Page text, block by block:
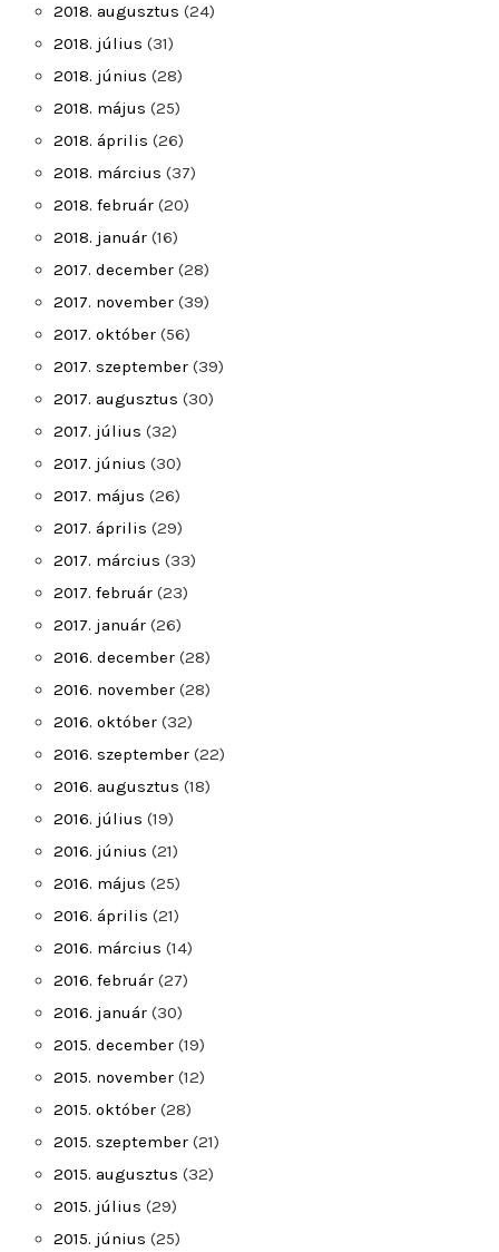
2018. augusztus (24)
2018. július (31)
2018. június (28)
2018. május (25)
2018. április (26)
2018. március (37)
2018. február (20)
2018. január (16)
2017. december (28)
2017. november (39)
2017. október (56)
2017. szeptember (39)
2017. augusztus (30)
2017. július (32)
2017. június (30)
2017. május (26)
2017. április (29)
2017. március (33)
2017. február (23)
2017. január (26)
2016. december (28)
2016. november (28)
2016. október (32)
2016. szeptember (22)
2016. augusztus (18)
2016. július (19)
2016. június (21)
2016. május (25)
2016. április (21)
2016. március (14)
2016. február (27)
2016. január (30)
2015. december (19)
2015. november (12)
2015. október (28)
2015. szeptember (21)
2015. augusztus (32)
2015. július (29)
2015. június (25)